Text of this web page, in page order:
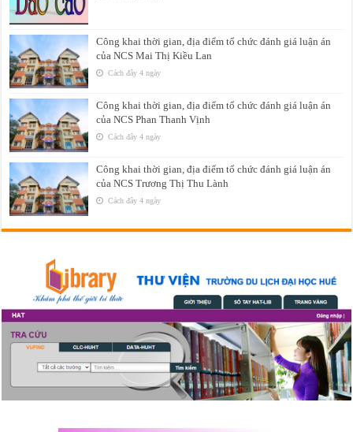
Công khai thời gian, địa điểm tổ chức đánh giá luận án
của NCS Mai Thị Kiều Lan
Cách đây 4 ngày
Công khai thời gian, địa điểm tổ chức đánh giá luận án
của NCS Phan Thanh Vịnh
Cách đây 4 ngày
Công khai thời gian, địa điểm tổ chức đánh giá luận án
của NCS Trương Thị Thu Lành
Cách đây 4 ngày